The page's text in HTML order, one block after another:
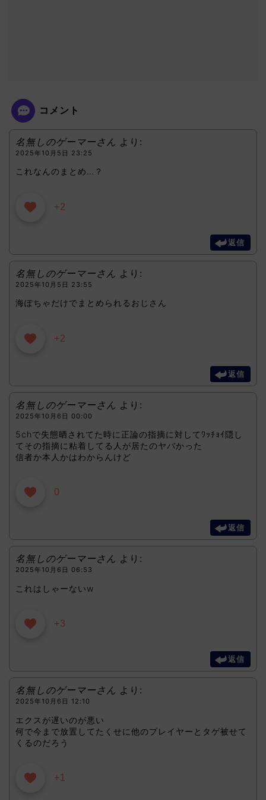
コメント
名無しのゲーマーさん より:
2025年10月5日 23:25
これなんのまとめ…？
+2
返信
名無しのゲーマーさん より:
2025年10月5日 23:55
海ぽちゃだけでまとめられるおじさん
+2
返信
名無しのゲーマーさん より:
2025年10月6日 00:00
5chで失態晒されてた時に正論の指摘に対してﾜｯﾁｮｲ隠し
てその指摘に粘着してる人が居たのヤバかった
信者か本人かはわからんけど
0
返信
名無しのゲーマーさん より:
2025年10月6日 06:53
これはしゃーないw
+3
返信
名無しのゲーマーさん より:
2025年10月6日 12:10
エクスが遅いのが悪い
何で今まで放置してたくせに他のプレイヤーとタゲ被せて
くるのだろう
+1